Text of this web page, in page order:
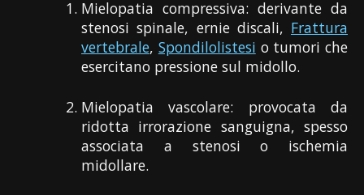
Mielopatia compressiva: derivante da
stenosi spinale, ernie discali, Frattura
vertebrale, Spondilolistesi o tumori che
esercitano pressione sul midollo.
Mielopatia vascolare: provocata da
ridotta irrorazione sanguigna, spesso
associata a stenosi o ischemia
midollare.